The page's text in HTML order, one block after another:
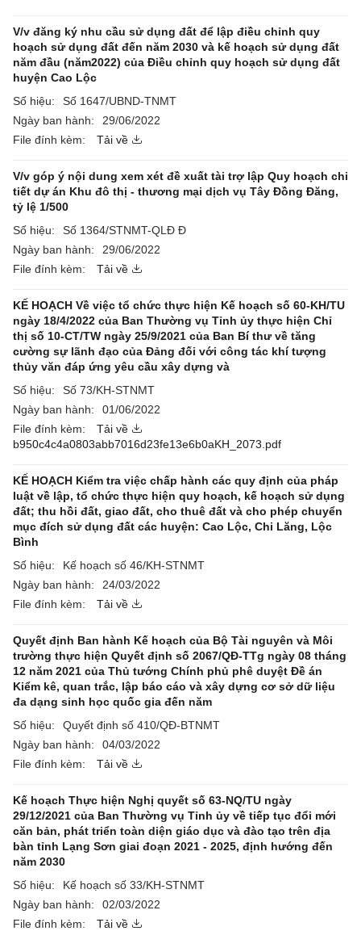
V/v đăng ký nhu cầu sử dụng đất để lập điều chỉnh quy
hoạch sử dụng đất đến năm 2030 và kế hoạch sử dụng đất
năm đầu (năm2022) của Điều chỉnh quy hoạch sử dụng đất
huyện Cao Lộc
Số hiệu:
Số 1647/UBND-TNMT
Ngày ban hành:
29/06/2022
File đính kèm:
Tải về
V/v góp ý nội dung xem xét đề xuất tài trợ lập Quy hoạch chi
tiết dự án Khu đô thị - thương mại dịch vụ Tây Đồng Đăng,
tỷ lệ 1/500
Số hiệu:
Số 1364/STNMT-QLĐ Đ
Ngày ban hành:
29/06/2022
File đính kèm:
Tải về
KẾ HOẠCH Về việc tổ chức thực hiện Kế hoạch số 60-KH/TU
ngày 18/4/2022 của Ban Thường vụ Tỉnh ủy thực hiện Chỉ
thị số 10-CT/TW ngày 25/9/2021 của Ban Bí thư về tăng
cường sự lãnh đạo của Đảng đối với công tác khí tượng
thủy văn đáp ứng yêu cầu xây dựng và
Số hiệu:
Số 73/KH-STNMT
Ngày ban hành:
01/06/2022
File đính kèm:
Tải về
b950c4c4a0803abb7016d23fe13e6b0aKH_2073.pdf
KẾ HOẠCH Kiểm tra việc chấp hành các quy định của pháp
luật về lập, tổ chức thực hiện quy hoạch, kế hoạch sử dụng
đất; thu hồi đất, giao đất, cho thuê đất và cho phép chuyển
mục đích sử dụng đất các huyện: Cao Lộc, Chi Lăng, Lộc
Bình
Số hiệu:
Kế hoạch số 46/KH-STNMT
Ngày ban hành:
24/03/2022
File đính kèm:
Tải về
Quyết định Ban hành Kế hoạch của Bộ Tài nguyên và Môi
trường thực hiện Quyết định số 2067/QĐ-TTg ngày 08 tháng
12 năm 2021 của Thủ tướng Chính phủ phê duyệt Đề án
Kiểm kê, quan trắc, lập báo cáo và xây dựng cơ sở dữ liệu
đa dạng sinh học quốc gia đến năm
Số hiệu:
Quyết định số 410/QĐ-BTNMT
Ngày ban hành:
04/03/2022
File đính kèm:
Tải về
Kế hoạch Thực hiện Nghị quyết số 63-NQ/TU ngày
29/12/2021 của Ban Thường vụ Tỉnh ủy về tiếp tục đổi mới
căn bản, phát triển toàn diện giáo dục và đào tạo trên địa
bàn tỉnh Lạng Sơn giai đoạn 2021 - 2025, định hướng đến
năm 2030
Số hiệu:
Kế hoạch số 33/KH-STNMT
Ngày ban hành:
02/03/2022
File đính kèm:
Tải về